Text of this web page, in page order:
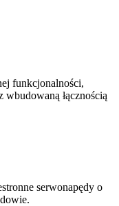
funkcjonalności,
wbudowaną łącznością
serwonapędy o